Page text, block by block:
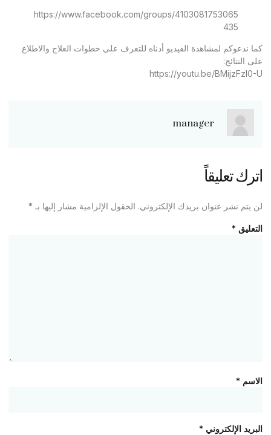
https://www.facebook.com/groups/4103081753065
435
كما ندعوكم لمشاهدة الفيديو أدناه للتعرف على خطوات العلاج والاطلاع
على النتائج:
https://youtu.be/BMijzFzl0-U
manager
اترك تعليقاً
لن يتم نشر عنوان بريدك الإلكتروني. الحقول الإلزامية مشار إليها بـ *
التعليق *
الاسم *
البريد الإلكتروني *